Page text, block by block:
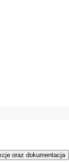
oraz dokumentacja